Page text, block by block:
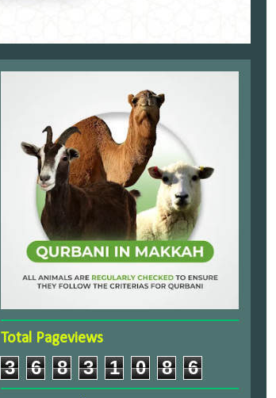
Total Pageviews
3 6 8 3 1 0 8 6